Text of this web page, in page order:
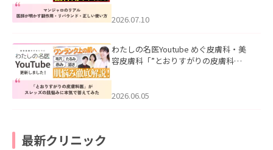
た。
2026.07.10
わたしの名医Youtube めぐ皮膚科・美
容皮膚科「”とおりすがりの皮膚科
2026.06.05
最新クリニック